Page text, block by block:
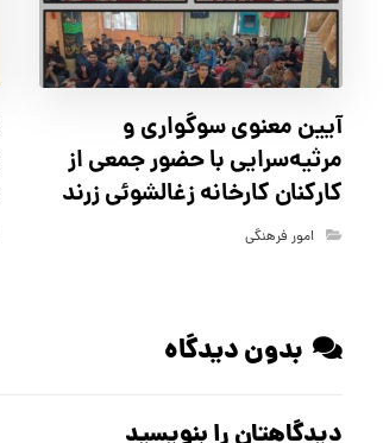
آیین معنوی سوگواری و
مرثیه‌سرایی با حضور جمعی از
کارکنان كارخانه زغالشوئي زرند
امور فرهنگی
بدون دیدگاه